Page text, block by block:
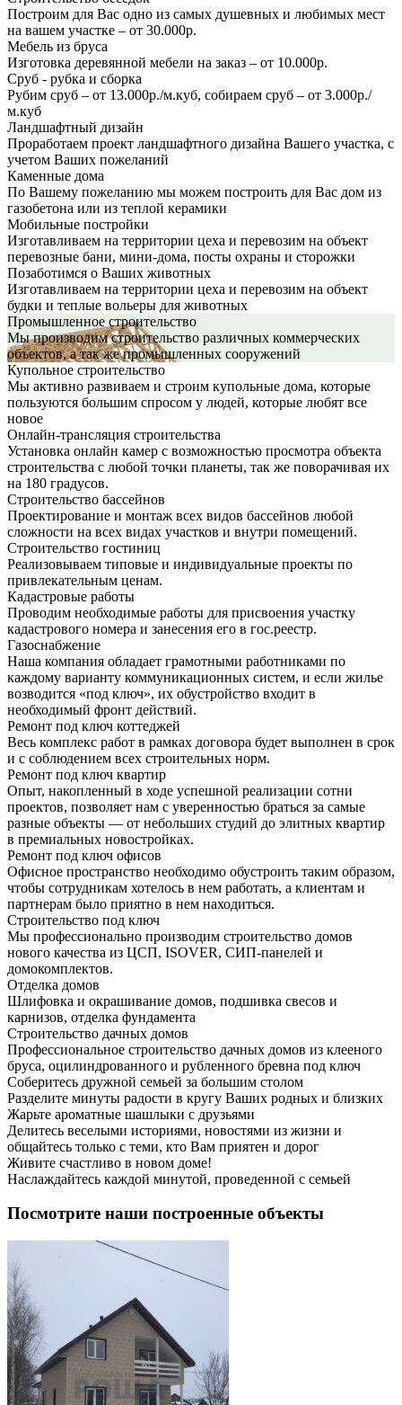
Построим для Вас одно из самых душевных и любимых мест
на вашем участке – от 30.000р.
Мебель из бруса
Изготовка деревянной мебели на заказ – от 10.000р.
Сруб - рубка и сборка
Рубим сруб – от 13.000р./м.куб, собираем сруб – от 3.000р./
м.куб
Ландшафтный дизайн
Проработаем проект ландшафтного дизайна Вашего участка, с
учетом Ваших пожеланий
Каменные дома
По Вашему пожеланию мы можем построить для Вас дом из
газобетона или из теплой керамики
Мобильные постройки
Изготавливаем на территории цеха и перевозим на объект
перевозные бани, мини-дома, посты охраны и сторожки
Позаботимся о Ваших животных
Изготавливаем на территории цеха и перевозим на объект
будки и теплые вольеры для животных
Промышленное строительство
Мы производим строительство различных коммерческих
объектов, а так же промышленных сооружений
Купольное строительство
Мы активно развиваем и строим купольные дома, которые
пользуются большим спросом у людей, которые любят все
новое
Онлайн-трансляция строительства
Установка онлайн камер с возможностью просмотра объекта
строительства с любой точки планеты, так же поворачивая их
на 180 градусов.
Строительство бассейнов
Проектирование и монтаж всех видов бассейнов любой
сложности на всех видах участков и внутри помещений.
Строительство гостиниц
Реализовываем типовые и индивидуальные проекты по
привлекательным ценам.
Кадастровые работы
Проводим необходимые работы для присвоения участку
кадастрового номера и занесения его в гос.реестр.
Газоснабжение
Наша компания обладает грамотными работниками по
каждому варианту коммуникационных систем, и если жилье
возводится «под ключ», их обустройство входит в
необходимый фронт действий.
Ремонт под ключ коттеджей
Весь комплекс работ в рамках договора будет выполнен в срок
и с соблюдением всех строительных норм.
Ремонт под ключ квартир
Опыт, накопленный в ходе успешной реализации сотни
проектов, позволяет нам с уверенностью браться за самые
разные объекты — от небольших студий до элитных квартир
в премиальных новостройках.
Ремонт под ключ офисов
Офисное пространство необходимо обустроить таким образом,
чтобы сотрудникам хотелось в нем работать, а клиентам и
партнерам было приятно в нем находиться.
Строительство под ключ
Мы профессионально производим строительство домов
нового качества из ЦСП, ISOVER, СИП-панелей и
домокомплектов.
Отделка домов
Шлифовка и окрашивание домов, подшивка свесов и
карнизов, отделка фундамента
Строительство дачных домов
Профессиональное строительство дачных домов из клееного
бруса, оцилиндрованного и рубленного бревна под ключ
Соберитесь дружной семьей за большим столом
Разделите минуты радости в кругу Ваших родных и близких
Жарьте ароматные шашлыки с друзьями
Делитесь веселыми историями, новостями из жизни и
общайтесь только с теми, кто Вам приятен и дорог
Живите счастливо в новом доме!
Наслаждайтесь каждой минутой, проведенной с семьей
Посмотрите наши построенные объекты